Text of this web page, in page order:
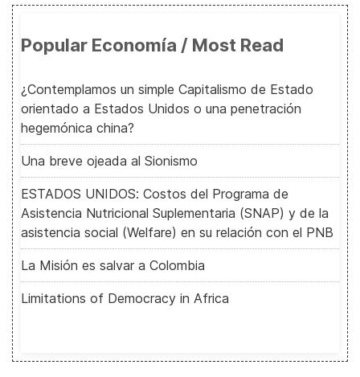
Popular Economía / Most Read
¿Contemplamos un simple Capitalismo de Estado
orientado a Estados Unidos o una penetración
hegemónica china?
Una breve ojeada al Sionismo
ESTADOS UNIDOS: Costos del Programa de
Asistencia Nutricional Suplementaria (SNAP) y de la
asistencia social (Welfare) en su relación con el PNB
La Misión es salvar a Colombia
Limitations of Democracy in Africa